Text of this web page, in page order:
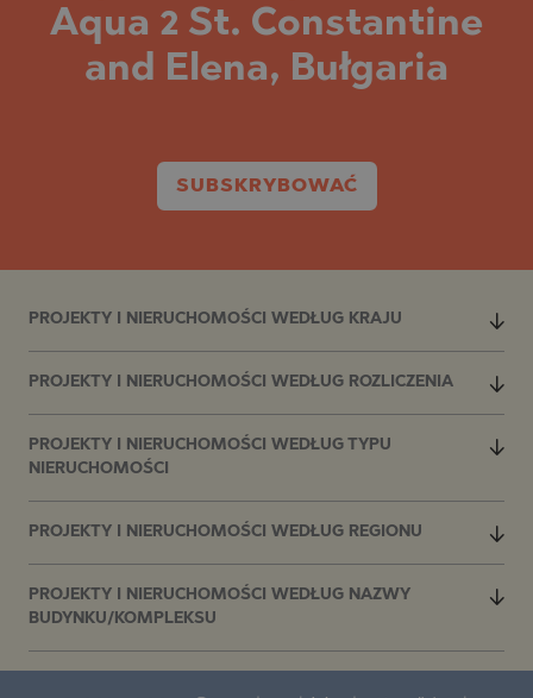
Aqua 2 St. Constantine
and Elena, Bułgaria
SUBSKRYBOWAĆ
PROJEKTY I NIERUCHOMOŚCI WEDŁUG KRAJU
PROJEKTY I NIERUCHOMOŚCI WEDŁUG ROZLICZENIA
PROJEKTY I NIERUCHOMOŚCI WEDŁUG TYPU
NIERUCHOMOŚCI
PROJEKTY I NIERUCHOMOŚCI WEDŁUG REGIONU
PROJEKTY I NIERUCHOMOŚCI WEDŁUG NAZWY
BUDYNKU/KOMPLEKSU